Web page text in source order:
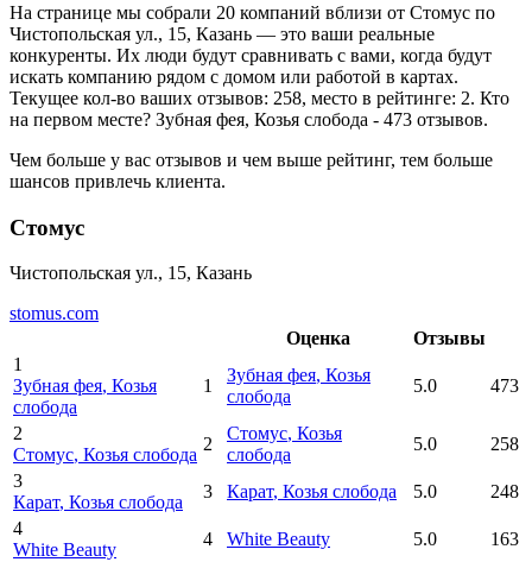
На странице мы собрали 20 компаний вблизи от Стомус по
Чистопольская ул., 15, Казань — это ваши реальные
конкуренты. Их люди будут сравнивать с вами, когда будут
искать компанию рядом с домом или работой в картах.
Текущее кол-во ваших отзывов: 258, место в рейтинге: 2. Кто
на первом месте? Зубная фея, Козья слобода - 473 отзывов.
Чем больше у вас отзывов и чем выше рейтинг, тем больше
шансов привлечь клиента.
Стомус
Чистопольская ул., 15, Казань
stomus.com
Оценка
Отзывы
1
Зубная фея, Козья
слобода
1
Зубная фея, Козья
слобода
5.0 473
2
Стомус, Козья слобода
2
Стомус, Козья
слобода
5.0
258
3
Карат, Козья слобода
3 Карат, Козья слобода 5.0
248
4
White Beauty
4 White Beauty 5.0
163